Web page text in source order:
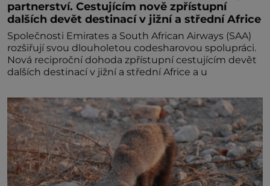
partnerství. Cestujícím nově zpřístupní
dalších devět destinací v jižní a střední Africe
Společnosti Emirates a South African Airways (SAA)
rozšiřují svou dlouholetou codesharovou spolupráci.
Nová reciproční dohoda zpřístupní cestujícím devět
dalších destinací v jižní a střední Africe a u